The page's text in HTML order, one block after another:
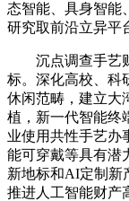
态智能、具身智能
研究取前沿立异平
沉点调查手艺财
标。深化高校、科
休闲范畴，建立大
植，新一代智能终
业使用共性手艺办
能可穿戴等具有潜
新地标和AI定制新
推进人工智能财产